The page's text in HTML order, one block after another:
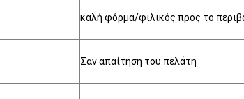
καλή φόρμα/φιλικός προς το
Σαν απαίτηση του πελάτη